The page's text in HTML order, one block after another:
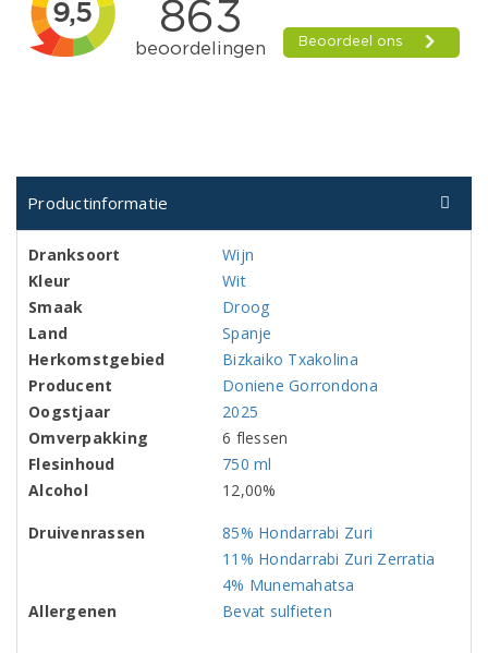
Productinformatie
Dranksoort
Wijn
Kleur
Wit
Smaak
Droog
Land
Spanje
Herkomstgebied
Bizkaiko Txakolina
Producent
Doniene Gorrondona
Oogstjaar
2025
Omverpakking
6 flessen
Flesinhoud
750 ml
Alcohol
12,00%
Druivenrassen
85% Hondarrabi Zuri
11% Hondarrabi Zuri Zerratia
4% Munemahatsa
Allergenen
Bevat sulfieten